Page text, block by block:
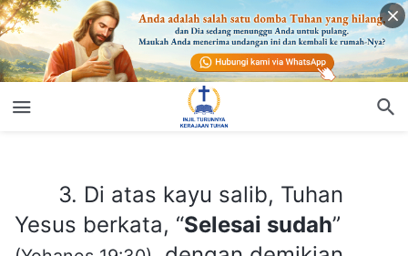
3. Di atas kayu salib, Tuhan Yesus berkata, “
3. Di atas kayu salib, Tuhan
Yesus berkata, “Selesai sudah”